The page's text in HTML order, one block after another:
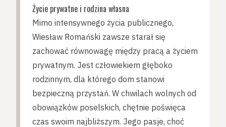
Życie prywatne i rodzina własna
Mimo intensywnego życia publicznego,
Wiesław Romański zawsze starał się
zachować równowagę między pracą a życiem
prywatnym. Jest człowiekiem głęboko
rodzinnym, dla którego dom stanowi
bezpieczną przystań. W chwilach wolnych od
obowiązków poselskich, chętnie poświęca
czas swoim najbliższym. Jego pasje, choć